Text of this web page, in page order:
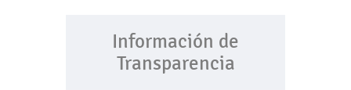
Información de
Transparencia